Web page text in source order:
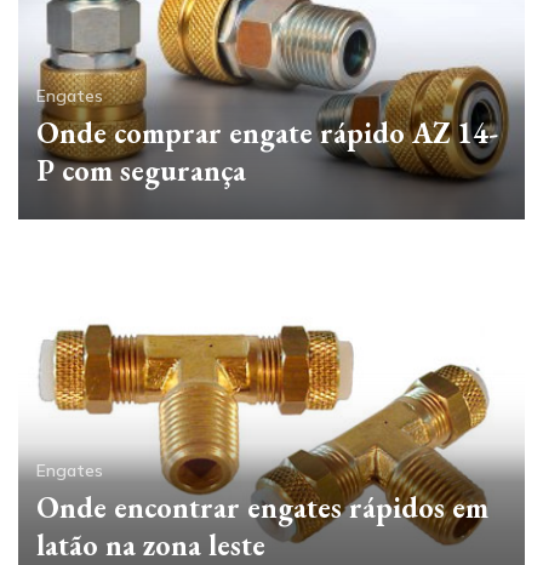
Engates
Onde comprar engate rápido AZ 14-
P com segurança
Engates
Onde encontrar engates rápidos em
latão na zona leste